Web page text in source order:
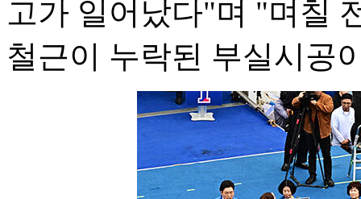
고가 일어났다"며 "며칠
철근이 누락된 부실시공